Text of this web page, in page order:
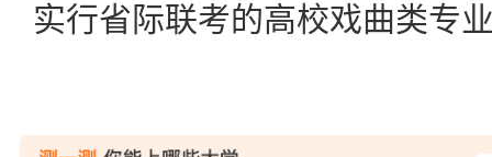
实行省际联考的高校戏曲类专